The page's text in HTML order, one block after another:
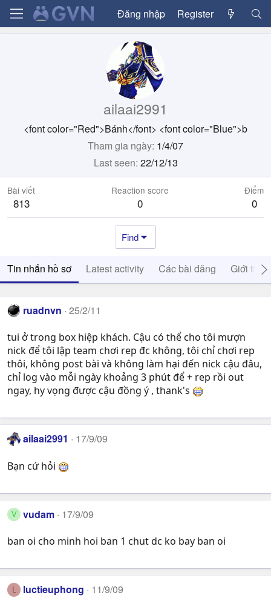
Đăng nhập Register
ailaai2991
<font color="Red">Bánh</font> <font color="Blue">b
Tham gia ngày 1/4/07
Last seen 22/12/13
Bài viết
813
Reaction score
0
Điểm
0
Find
Tin nhắn hồ sơ Latest activity Các bài đăng Giới thiệu
ruadnvn 25/2/11
tui ở trong box hiệp khách. Cậu có thể cho tôi mượn
nick để tôi lập team chơi rep đc không, tôi chỉ chơi rep
thôi, không post bài và không làm hại đến nick cậu đâu,
chỉ log vào mỗi ngày khoảng 3 phút để + rep rồi out
ngay, hy vọng được cậu đồng ý , thank's
ailaai2991 17/9/09
Bạn cứ hỏi
V vudam 17/9/09
ban oi cho minh hoi ban 1 chut dc ko bay ban oi
luctieuphong 11/9/09